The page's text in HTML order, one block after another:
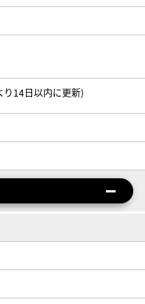
14日以内に更新)